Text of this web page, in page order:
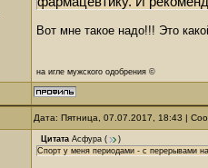
Вот мне такое надо!!! Это
на игле мужского одобрения ©
Дата: Пятница, 07.07.2017, 18:43 |
Цитата Асфура (
)
Спорт у меня периодами - с перерывами